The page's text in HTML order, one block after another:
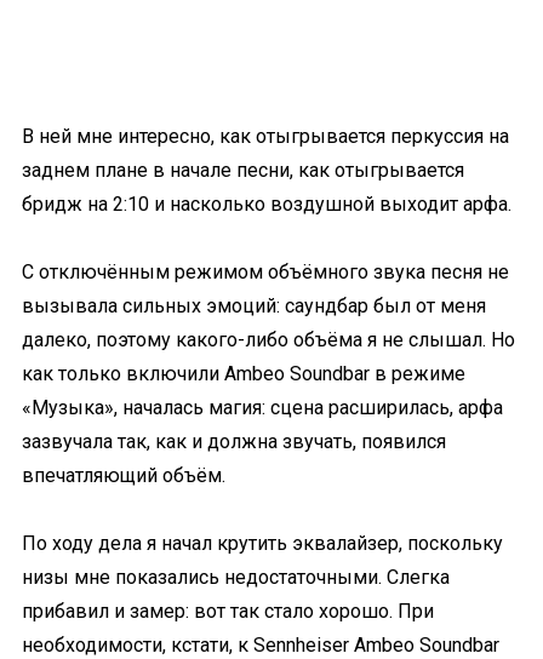
В ней мне интересно, как отыгрывается перкуссия на
заднем плане в начале песни, как отыгрывается
бридж на 2:10 и насколько воздушной выходит арфа.
С отключённым режимом объёмного звука песня не
вызывала сильных эмоций: саундбар был от меня
далеко, поэтому какого-либо объёма я не слышал. Но
как только включили Ambeo Soundbar в режиме
«Музыка», началась магия: сцена расширилась, арфа
зазвучала так, как и должна звучать, появился
впечатляющий объём.
По ходу дела я начал крутить эквалайзер, поскольку
низы мне показались недостаточными. Слегка
прибавил и замер: вот так стало хорошо. При
необходимости, кстати, к Sennheiser Ambeo Soundbar